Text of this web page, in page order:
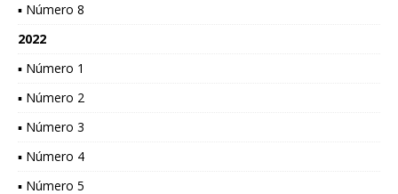
▪ Número 8
2022
▪ Número 1
▪ Número 2
▪ Número 3
▪ Número 4
▪ Número 5